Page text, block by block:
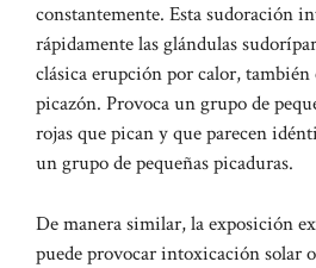
constantemente. Esta sudoración
rápidamente las glándulas
clásica erupción por calor,
picazón. Provoca un grupo de
rojas que pican y que parecen
un grupo de pequeñas picaduras.
De manera similar, la exposición
puede provocar intoxicación solar